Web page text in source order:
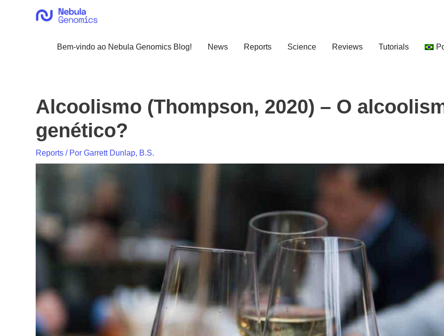
Bem-vindo ao Nebula Genomics Blog!
News Reports Science Reviews Tutorials
Alcoolismo (Thompson, 2020) – O
genético?
Reports / Por Garrett Dunlap, B.S.